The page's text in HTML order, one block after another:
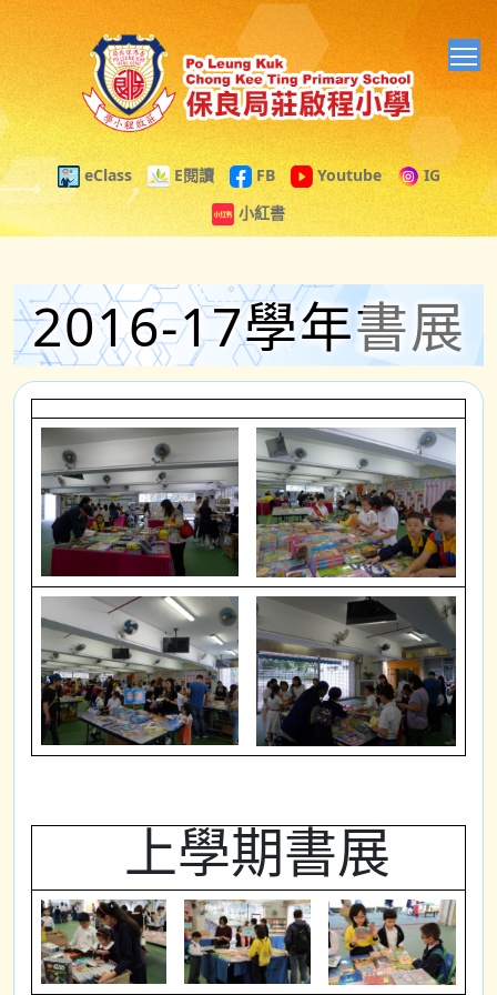
eClass E閱讀 FB Youtube
IG
小紅書
2016-17學年書展
上學期書展